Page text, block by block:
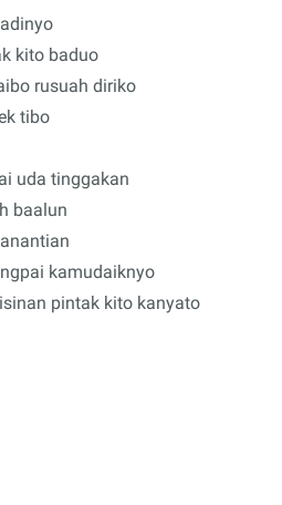
kito baduo
rusuah diriko
tibo
uda tinggakan
baalun
kamudaiknyo
pintak kito kanyato